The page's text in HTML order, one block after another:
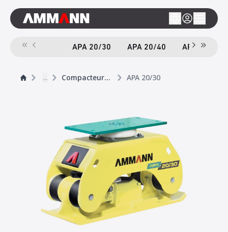
APA 20/30 APA 20/40 APA 55/46
... Compacteurs Adaptables APA 20/30